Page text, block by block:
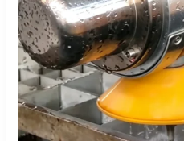
Stein
verhindert